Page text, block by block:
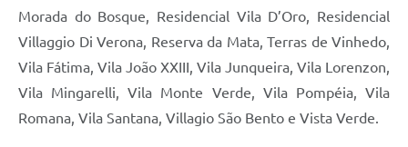
Morada do Bosque, Residencial Vila D’Oro, Residencial
Villaggio Di Verona, Reserva da Mata, Terras de Vinhedo,
Vila Fátima, Vila João XXIII, Vila Junqueira, Vila Lorenzon,
Vila Mingarelli, Vila Monte Verde, Vila Pompéia, Vila
Romana, Vila Santana, Villagio São Bento e Vista Verde.